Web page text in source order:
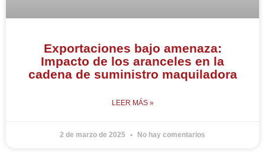
Exportaciones bajo amenaza:
Impacto de los aranceles en la
cadena de suministro maquiladora
LEER MÁS »
2 de marzo de 2025 No hay comentarios